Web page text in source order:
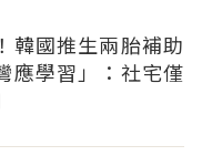
韓國推生兩胎補助
應學習」：社宅僅